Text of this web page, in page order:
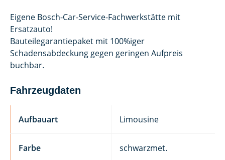
Eigene Bosch-Car-Service-Fachwerkstätte mit
Ersatzauto!
Bauteilegarantiepaket mit 100%iger
Schadensabdeckung gegen geringen Aufpreis
buchbar.
Fahrzeugdaten
Aufbauart Limousine
Farbe schwarzmet.